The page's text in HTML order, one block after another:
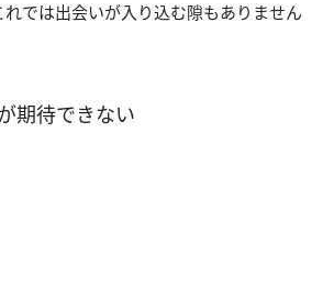
では出会いが入り込む隙もありません
期待できない